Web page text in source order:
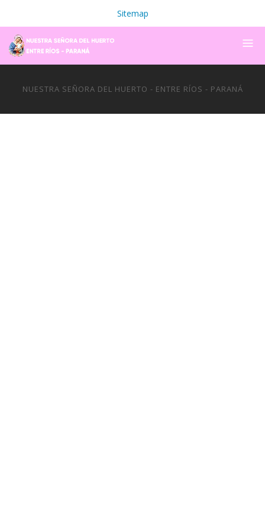
Sitemap
NUESTRA SEÑORA DEL HUERTO - ENTRE RÍOS - PARANÁ